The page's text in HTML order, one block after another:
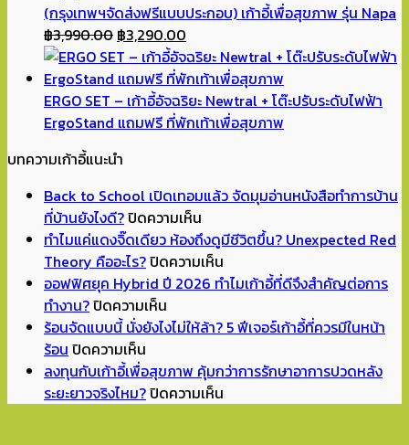
(กรุงเทพฯจัดส่งฟรีแบบประกอบ) เก้าอี้เพื่อสุขภาพ รุ่น Napa
฿3,990.00 Original
price
was:
฿3,990.00.
฿3,290.00
price
is:
฿3,290.00.
ERGO SET – เก้าอี้อัจฉริยะ Newtral + โต๊ะปรับระดับไฟฟ้า
ErgoStand แถมฟรี ที่พักเท้าเพื่อสุขภาพ
บทความเก้าอี้แนะนำ
Back to School เปิดเทอมแล้ว จัดมุมอ่านหนังสือทำการบ้าน
ที่บ้านยังไงดี?ปิดความเห็น
Back
to
School
เทอม
จัด
มุม
ทำไมแค่แดงจิ๊ดเดียว ห้องถึงดูมีชีวิตขึ้น? Unexpected Red
Theory คืออะไร?ปิดความเห็น
ทำไม
แดง
เดียว
ออฟฟิศยุค Hybrid ปี 2026 ทำไมเก้าอี้ที่ดีจึงสำคัญต่อการ
ทำงาน?ปิดความเห็น
ออฟฟิศ
Hybrid
ปี
ร้อนจัดแบบนี้ นั่งยังไงไม่ให้ล้า? 5 ฟีเจอร์เก้าอี้ที่ควรมีในหน้า
ร้อน ปิดความเห็น
ร้อน
จัด
ลงทุนกับเก้าอี้เพื่อสุขภาพ คุ้มกว่าการรักษาอาการปวดหลัง
ระยะยาวจริงไหม?ปิดความเห็น